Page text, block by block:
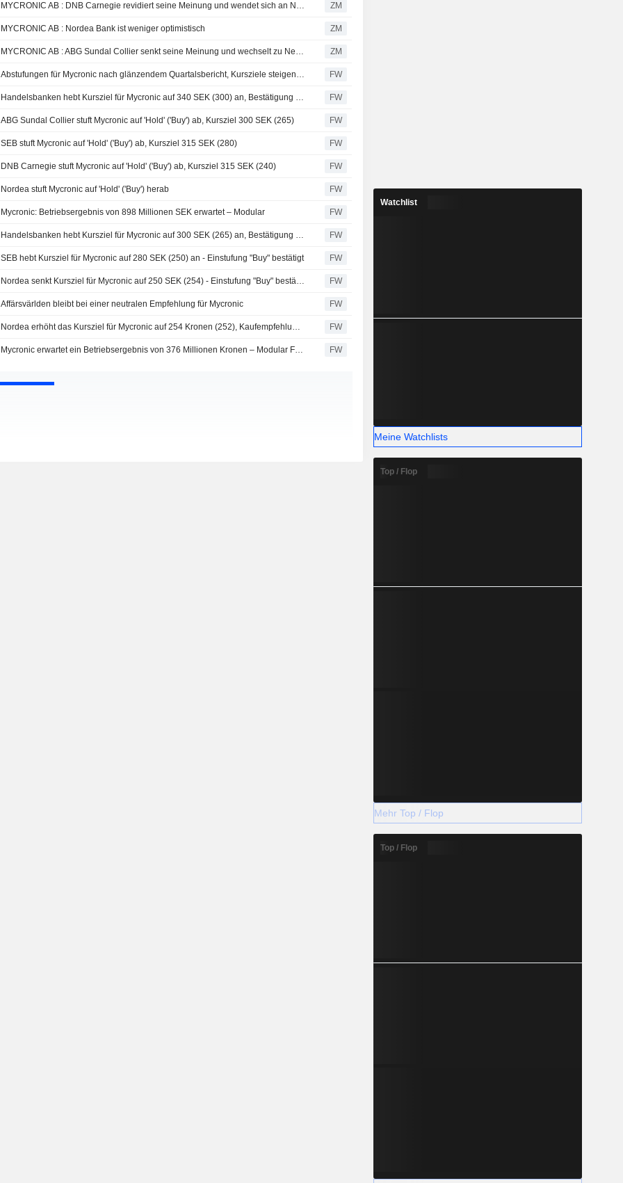
MYCRONIC AB : DNB Carnegie revidiert seine Meinung und wendet sich an Neutral ZM
MYCRONIC AB : Nordea Bank ist weniger optimistisch ZM
MYCRONIC AB : ABG Sundal Collier senkt seine Meinung und wechselt zu Neutral ZM
Abstufungen für Mycronic nach glänzendem Quartalsbericht, Kursziele steigen jedoch FW
Handelsbanken hebt Kursziel für Mycronic auf 340 SEK (300) an, Bestätigung auf 'Kaufen' - BN FW
ABG Sundal Collier stuft Mycronic auf 'Hold' ('Buy') ab, Kursziel 300 SEK (265) FW
SEB stuft Mycronic auf 'Hold' ('Buy') ab, Kursziel 315 SEK (280) FW
DNB Carnegie stuft Mycronic auf 'Hold' ('Buy') ab, Kursziel 315 SEK (240) FW
Nordea stuft Mycronic auf 'Hold' ('Buy') herab FW
Mycronic: Betriebsergebnis von 898 Millionen SEK erwartet – Modular FW
Handelsbanken hebt Kursziel für Mycronic auf 300 SEK (265) an, Bestätigung der Kaufempfehlung - BN FW
SEB hebt Kursziel für Mycronic auf 280 SEK (250) an - Einstufung "Buy" bestätigt FW
Nordea senkt Kursziel für Mycronic auf 250 SEK (254) - Einstufung "Buy" bestätigt FW
Affärsvärlden bleibt bei einer neutralen Empfehlung für Mycronic FW
Nordea erhöht das Kursziel für Mycronic auf 254 Kronen (252), Kaufempfehlung bekräftigt FW
Mycronic erwartet ein Betriebsergebnis von 376 Millionen Kronen – Modular Finance (R) FW
Watchlist
Meine Watchlists
Top / Flop
Mehr Top / Flop
Top / Flop